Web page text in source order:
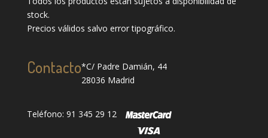
stock.
Precios válidos salvo error tipográfico.
Contacto*C/ Padre Damián, 44
28036 Madrid
Teléfono: 91 345 29 12